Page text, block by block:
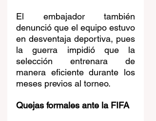
El embajador también
denunció que el equipo estuvo
en desventaja deportiva, pues
la guerra impidió que la
selección entrenara de
manera eficiente durante los
meses previos al torneo.
Quejas formales ante la FIFA